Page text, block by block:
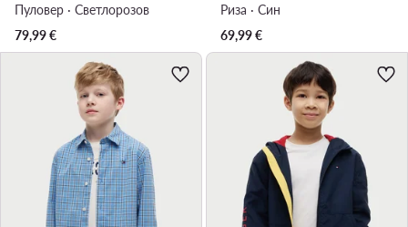
Пуловер · Светлорозов
79,99€
Риза · Син
69,99€